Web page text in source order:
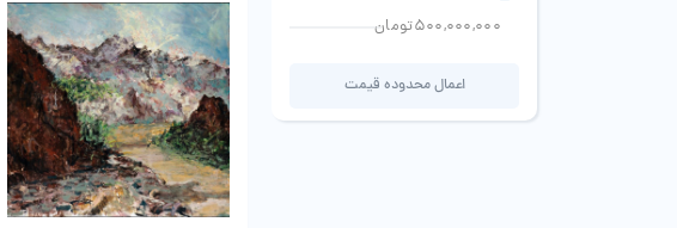
500,000,000تومان
اعمال محدوده قیمت